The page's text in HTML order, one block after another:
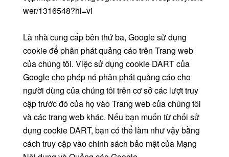
wer/1316548?hl=vi
Là nhà cung cấp bên thứ ba, Google sử dụng
cookie để phân phát quảng cáo trên Trang web
của chúng tôi. Việc sử dụng cookie DART của
Google cho phép nó phân phát quảng cáo cho
người dùng của chúng tôi trên cơ sở các lượt truy
cập trước đó của họ vào Trang web của chúng tôi
và các trang web khác. Nếu bạn muốn từ chối sử
dụng cookie DART, bạn có thể làm như vậy bằng
cách truy cập vào chính sách bảo mật của Mạng